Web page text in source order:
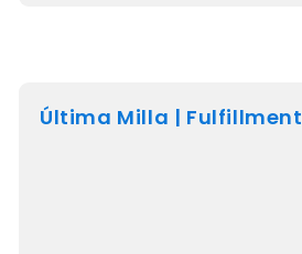
Última Milla | Fulfillment